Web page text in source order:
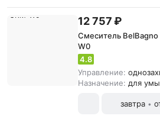
12 757 ₽
Смеситель BelBagno
W0
4.8
Управление:
Назначение: для
завтра •